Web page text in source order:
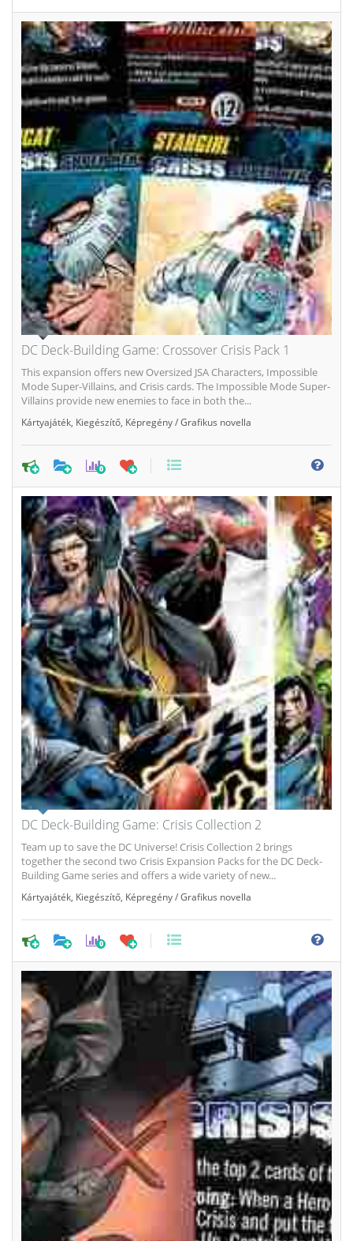
DC Deck-Building Game: Crossover Crisis Pack 1
This expansion offers new Oversized JSA Characters, Impossible
Mode Super-Villains, and Crisis cards. The Impossible Mode Super-
Villains provide new enemies to face in both the...
Kártyajáték Kiegészítő Képregény / Grafikus novella
0
DC Deck-Building Game: Crisis Collection 2
Team up to save the DC Universe! Crisis Collection 2 brings
together the second two Crisis Expansion Packs for the DC Deck-
Building Game series and offers a wide variety of new...
Kártyajáték Kiegészítő Képregény / Grafikus novella
0